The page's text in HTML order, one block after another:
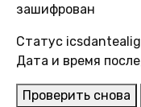
зашифрован
Статус
Дата и время
Проверить снова